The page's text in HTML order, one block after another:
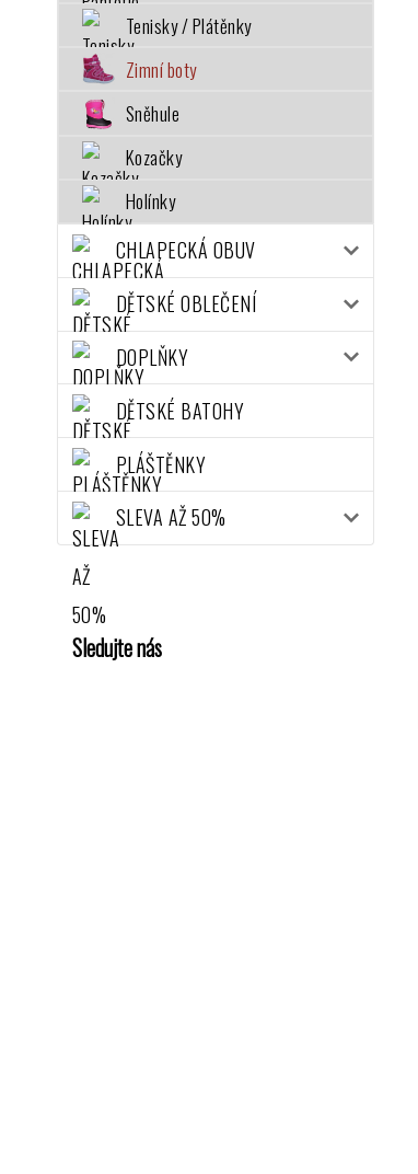
Tenisky / Plátěnky
Zimní boty
Sněhule
Kozačky
Holínky
CHLAPECKÁ OBUV
DĚTSKÉ OBLEČENÍ
DOPLŇKY
DĚTSKÉ BATOHY
PLÁŠTĚNKY
SLEVA AŽ 50%
Sledujte nás